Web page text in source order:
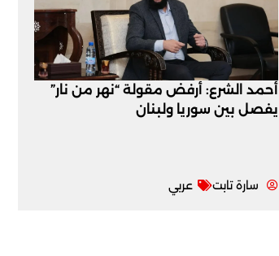
أحمد الشرع: أرفض مقولة “نهر من نار”
يفصل بين سوريا ولبنان
سارة تابت عربي